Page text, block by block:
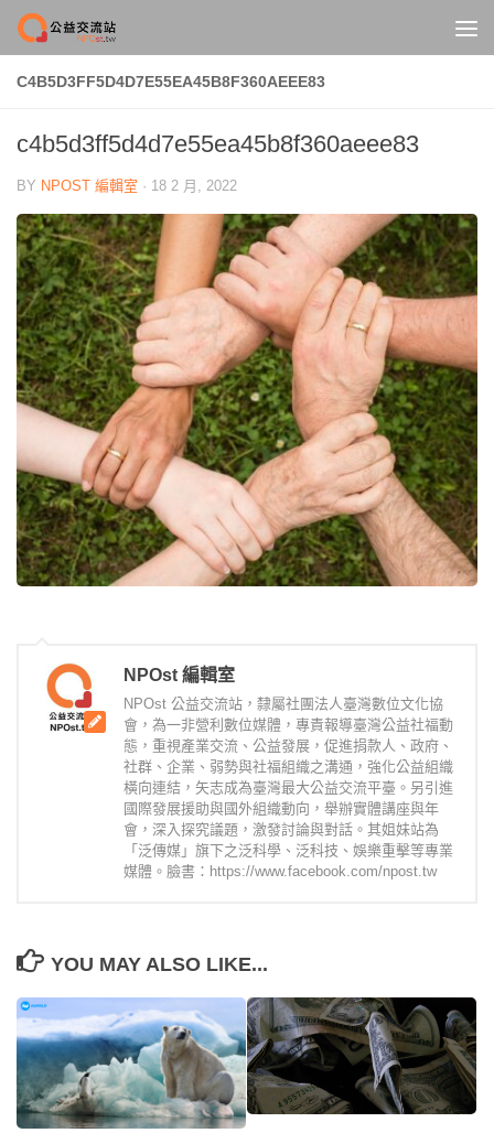
Skip to content
C4B5D3FF5D4D7E55EA45B8F360AEEE83
c4b5d3ff5d4d7e55ea45b8f360aeee83
BY NPOST 編輯室 · 18 2 月, 2022
NPOst 編輯室
NPOst 公益交流站，隸屬社團法人臺灣數位文化協
會，為一非營利數位媒體，專責報導臺灣公益社福動
態，重視產業交流、公益發展，促進捐款人、政府、
社群、企業、弱勢與社福組織之溝通，強化公益組織
橫向連結，矢志成為臺灣最大公益交流平臺。另引進
國際發展援助與國外組織動向，舉辦實體講座與年
會，深入探究議題，激發討論與對話。其姐妹站為
「泛傳媒」旗下之泛科學、泛科技、娛樂重擊等專業
媒體。臉書：https://www.facebook.com/npost.tw
YOU MAY ALSO LIKE...